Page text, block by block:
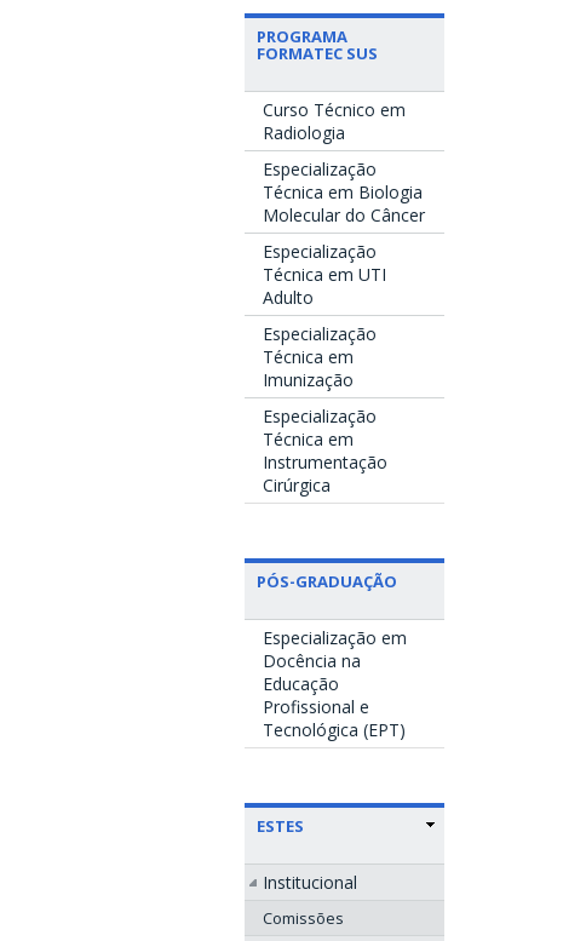
PROGRAMA
FORMATEC SUS
Curso Técnico em
Radiologia
Especialização
Técnica em Biologia
Molecular do Câncer
Especialização
Técnica em UTI
Adulto
Especialização
Técnica em
Imunização
Especialização
Técnica em
Instrumentação
Cirúrgica
PÓS-GRADUAÇÃO
Especialização em
Docência na
Educação
Profissional e
Tecnológica (EPT)
ESTES
Institucional
Comissões